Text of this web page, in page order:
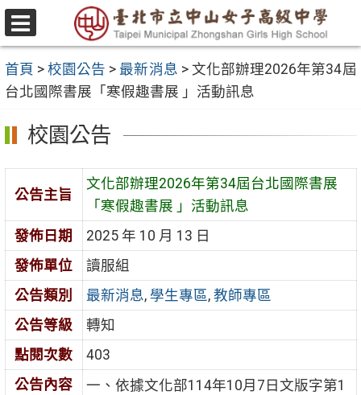
跳
至
要
內
容
區
選
單
首頁 > 校園公告 > 最新消息 > 文化部辦理2026年第34屆
台北國際書展「寒假趣書展 」活動訊息
校園公告
公告主旨
文化部辦理2026年第34屆台北國際書展
「寒假趣書展 」活動訊息
發佈日期
2025 年 10 月 13 日
發佈單位
讀服組
公告類別
最新消息, 學生專區, 教師專區
公告等級
轉知
點閱次數
403
公告內容
一、依據文化部114年10月7日文版字第1